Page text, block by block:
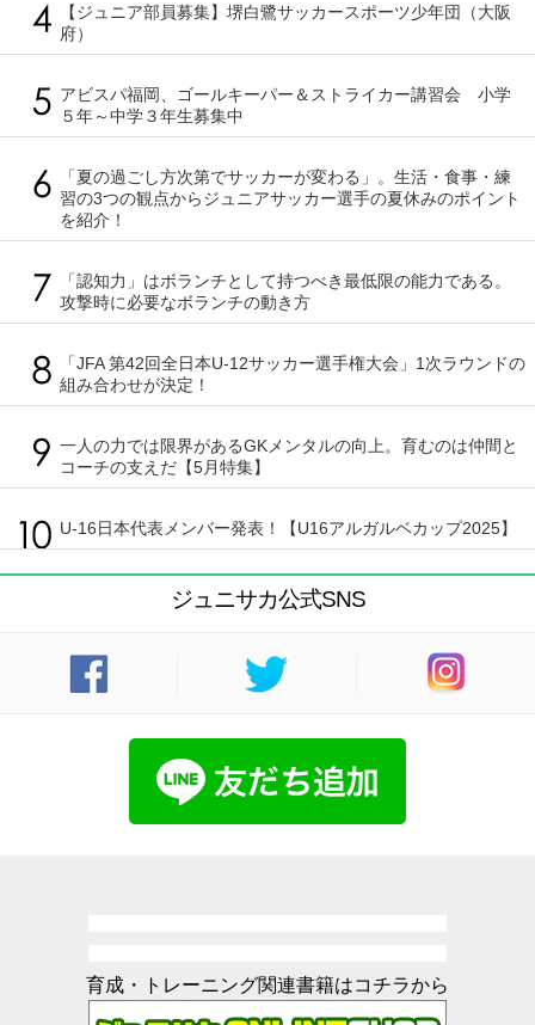
【ジュニア部員募集】堺白鷺サッカースポーツ少年団（大阪
府）
アビスパ福岡、ゴールキーパー＆ストライカー講習会 小学
５年～中学３年生募集中
「夏の過ごし方次第でサッカーが変わる」。生活・食事・練
習の3つの観点からジュニアサッカー選手の夏休みのポイント
を紹介！
「認知力」はボランチとして持つべき最低限の能力である。
攻撃時に必要なボランチの動き方
「JFA 第42回全日本U-12サッカー選手権大会」1次ラウンドの
組み合わせが決定！
一人の力では限界があるGKメンタルの向上。育むのは仲間と
コーチの支えだ【5月特集】
U-16日本代表メンバー発表！【U16アルガルベカップ2025】
ジュニサカ公式SNS
育成・トレーニング関連書籍はコチラから